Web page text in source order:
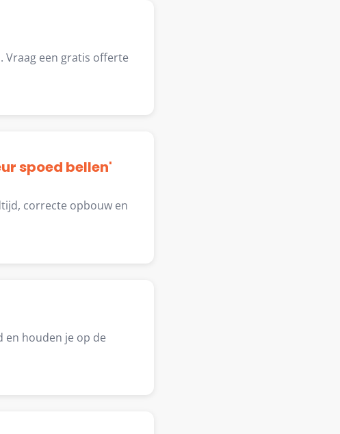
Vraag een gratis offerte
spoed bellen'
correcte opbouw en
en houden je op de